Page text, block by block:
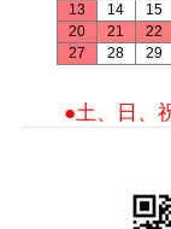
13
14 15
20
21 22
27
28 29
●土、日、